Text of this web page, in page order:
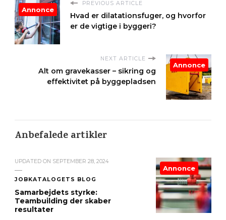
PREVIOUS ARTICLE
Hvad er dilatationsfuger, og hvorfor
er de vigtige i byggeri?
Annonce
NEXT ARTICLE
Alt om gravekasser – sikring og
effektivitet på byggepladsen
Annonce
Anbefalede artikler
UPDATED ON SEPTEMBER 28, 2024
JOBKATALOGETS BLOG
Samarbejdets styrke:
Teambuilding der skaber
resultater
Annonce